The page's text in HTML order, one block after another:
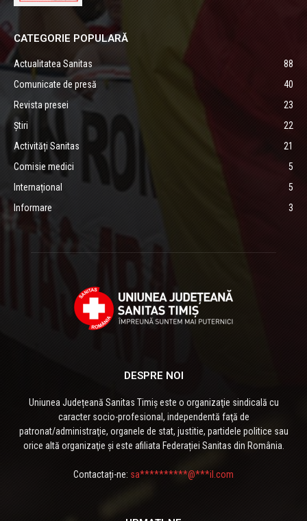
CATEGORIE POPULARĂ
Actualitatea Sanitas
88
Comunicate de presă
40
Revista presei
23
Știri
22
Activități Sanitas
21
Comisie medici
5
Internațional
5
Informare
3
DESPRE NOI
Uniunea Județeană Sanitas Timiș este o organizaţie sindicală cu
caracter socio-profesional, independentă faţă de
patronat/administraţie, organele de stat, justitie, partidele politice sau
orice altă organizaţie și este afiliata Federației Sanitas din România.
Contactați-ne: sa**********@***il.com